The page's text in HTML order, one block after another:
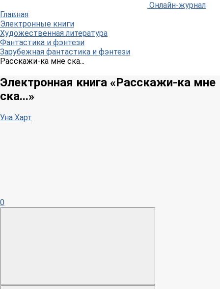
Онлайн-журнал
Главная
Электронные книги
Художественная литература
Фантастика и фэнтези
Зарубежная фантастика и фэнтези
Расскажи-ка мне ска...
Электронная книга «Расскажи-ка мне
ска...»
Уна Харт
0